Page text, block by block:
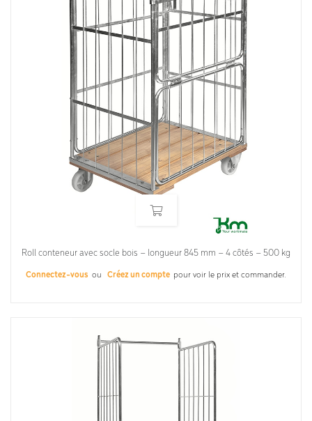
Roll conteneur avec socle bois – longueur 845 mm – 4 côtés – 500 kg
Connectez-vous ou Créez un compte pour voir le prix et commander.